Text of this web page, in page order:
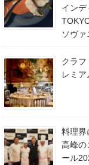
イン
ソヴ
クラ
レミア
料理界
高峰の
ール